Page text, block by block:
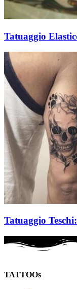
Tatuaggio
Tatuaggio
TATTOOs